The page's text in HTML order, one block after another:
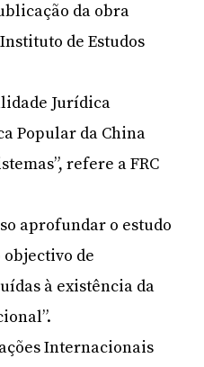
da obra
de Estudos
Jurídica
Popular da China
refere a FRC
aprofundar o estudo
objectivo de
à existência da
Internacionais